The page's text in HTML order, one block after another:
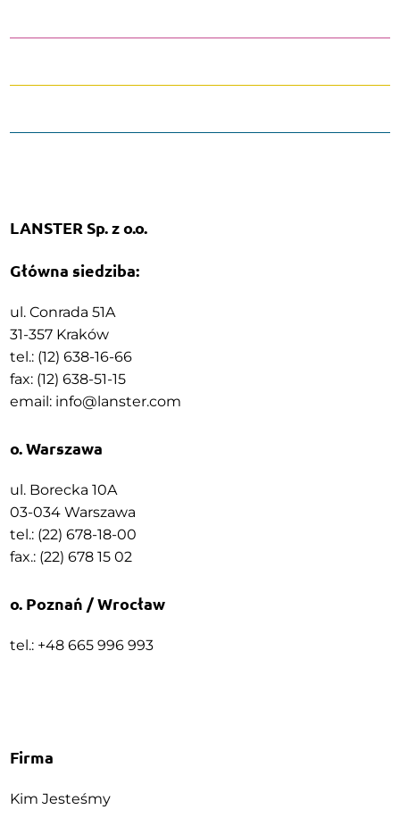
LANSTER Sp. z o.o.
Główna siedziba:
ul. Conrada 51A
31-357 Kraków
tel.: (12) 638-16-66
fax: (12) 638-51-15
email: info@lanster.com
o. Warszawa
ul. Borecka 10A
03-034 Warszawa
tel.: (22) 678-18-00
fax.: (22) 678 15 02
o. Poznań / Wrocław
tel.: +48 665 996 993
Firma
Kim Jesteśmy